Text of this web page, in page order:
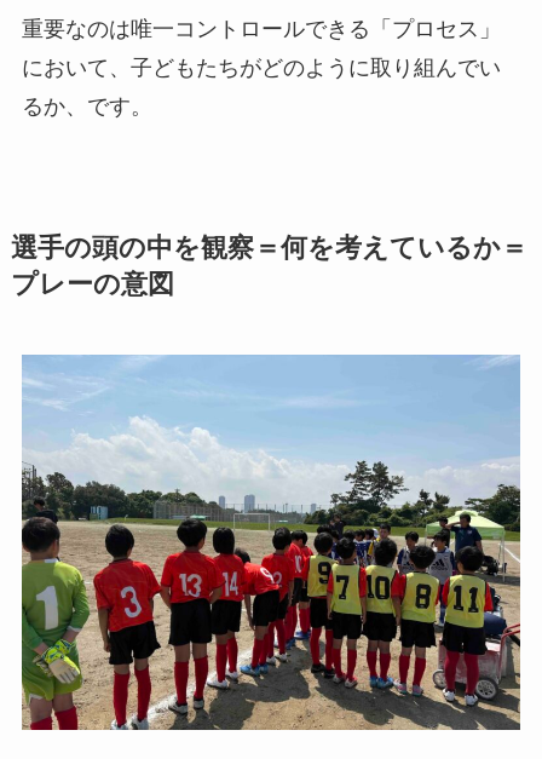
重要なのは唯一コントロールできる「プロセス」
において、子どもたちがどのように取り組んでい
るか、です。
選手の頭の中を観察＝何を考えているか＝
プレーの意図